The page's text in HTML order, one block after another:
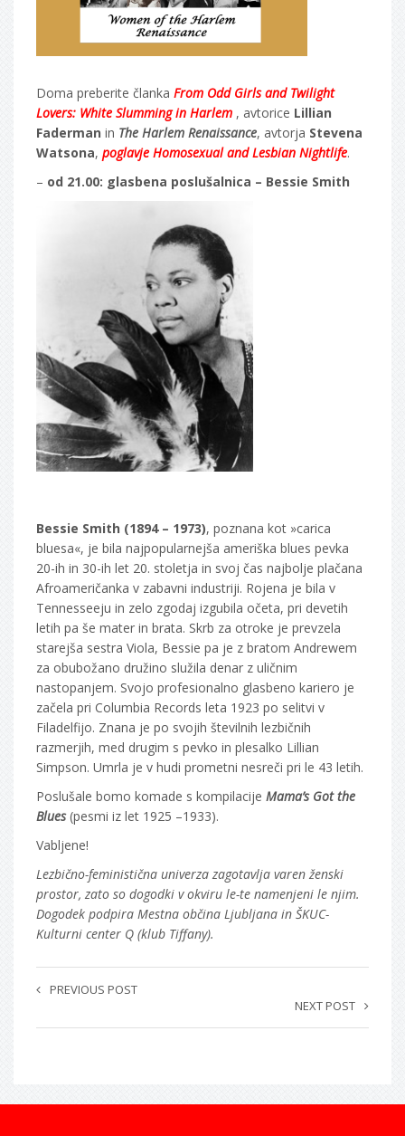
Doma preberite članka From Odd Girls and Twilight
Lovers: White Slumming in Harlem , avtorice Lillian
Faderman in The Harlem Renaissance, avtorja Stevena
Watsona, poglavje Homosexual and Lesbian Nightlife.
– od 21.00: glasbena poslušalnica – Bessie Smith
Bessie Smith (1894 – 1973), poznana kot »carica
bluesa«, je bila najpopularnejša ameriška blues pevka
20-ih in 30-ih let 20. stoletja in svoj čas najbolje plačana
Afroameričanka v zabavni industriji. Rojena je bila v
Tennesseeju in zelo zgodaj izgubila očeta, pri devetih
letih pa še mater in brata. Skrb za otroke je prevzela
starejša sestra Viola, Bessie pa je z bratom Andrewem
za obubožano družino služila denar z uličnim
nastopanjem. Svojo profesionalno glasbeno kariero je
začela pri Columbia Records leta 1923 po selitvi v
Filadelfijo. Znana je po svojih številnih lezbičnih
razmerjih, med drugim s pevko in plesalko Lillian
Simpson. Umrla je v hudi prometni nesreči pri le 43 letih.
Poslušale bomo komade s kompilacije Mama’s Got the
Blues(pesmi iz let 1925 –1933).
Vabljene!
Lezbično-feministična univerza zagotavlja varen ženski
prostor, zato so dogodki v okviru le-te namenjeni le njim.
Dogodek podpira Mestna občina Ljubljana in ŠKUC-
Kulturni center Q (klub Tiffany).
PREVIOUS POST
NEXT POST